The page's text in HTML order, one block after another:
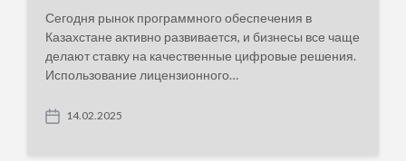
Сегодня рынок программного обеспечения в
Казахстане активно развивается, и бизнесы все чаще
делают ставку на качественные цифровые решения.
Использование лицензионного…
P
14.02.2025